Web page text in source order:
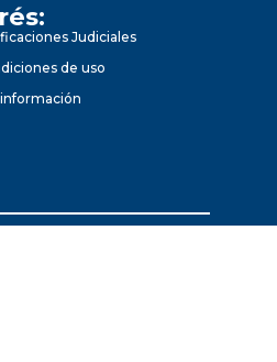
Judiciales
de uso
información